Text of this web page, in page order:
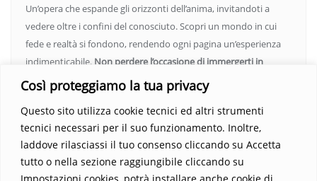
Così proteggiamo la tua privacy
Questo sito utilizza cookie tecnici ed altri strumenti
tecnici necessari per il suo funzionamento. Inoltre,
laddove rilasciassi il tuo consenso cliccando su Accetta
tutto o nella sezione raggiungibile cliccando su
Impostazioni cookies, potrà installare anche cookie di
Un’opera che espande gli orizzonti dell’anima, invitandoti a
vedere oltre i confini del conosciuto. Scopri un mondo in cui
fede e realtà si fondono, rendendo ogni pagina un’esperienza
indimenticabile. Non perdere l’occasione di immergerti in
questo viaggio straordinario. Acquista il libro e lascia che la
Parola trasformi la tua vita